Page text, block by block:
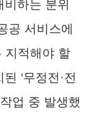
하는 분위
공 서비스에
지적해야 할
‘무정전·전
업 중 발생했